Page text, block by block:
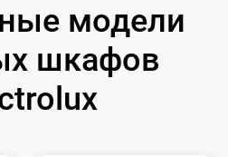
модели
шкафов